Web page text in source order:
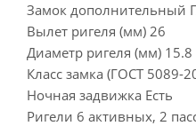
Замок дополнительный
Вылет ригеля (мм) 26
Диаметр ригеля (мм) 15.8
Класс замка (ГОСТ 5089-
Ночная задвижка Есть
Ригели 6 активных, 2